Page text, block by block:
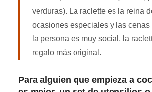
verduras). La raclette es la reina
ocasiones especiales y las cenas
la persona es muy social, la
regalo más original.
Para alguien que empieza a